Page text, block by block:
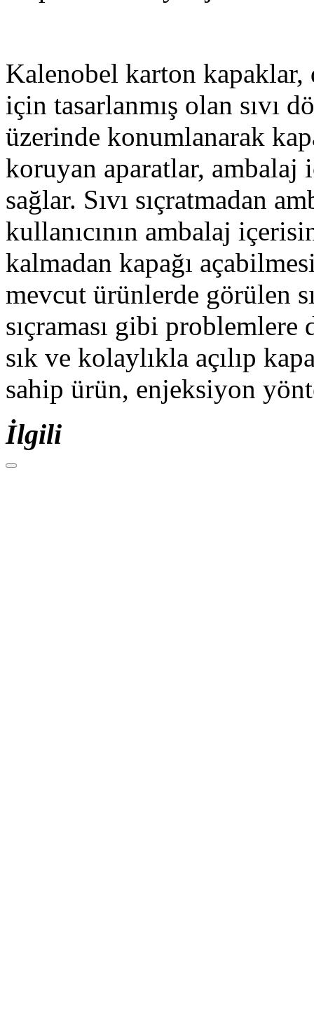
Kalenobel karton kapaklar,
için tasarlanmış olan sıvı
üzerinde konumlanarak
koruyan aparatlar, ambalaj
sağlar. Sıvı sıçratmadan
kullanıcının ambalaj
kalmadan kapağı
mevcut ürünlerde görülen
sıçraması gibi problemlere
sık ve kolaylıkla açılıp
sahip ürün, enjeksiyon
İlgili